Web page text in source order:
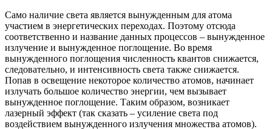
Само наличие света является вынужденным для атома
участием в энергетических переходах. Поэтому отсюда
соответственно и название данных процессов – вынужденное
излучение и вынужденное поглощение. Во время
вынужденного поглощения численность квантов снижается,
следовательно, и интенсивность света также снижается.
Попав в освещение некоторое количество атомов, начинает
излучать большое количество энергии, чем вызывает
вынужденное поглощение. Таким образом, возникает
лазерный эффект (так сказать – усиление света под
воздействием вынужденного излучения множества атомов).